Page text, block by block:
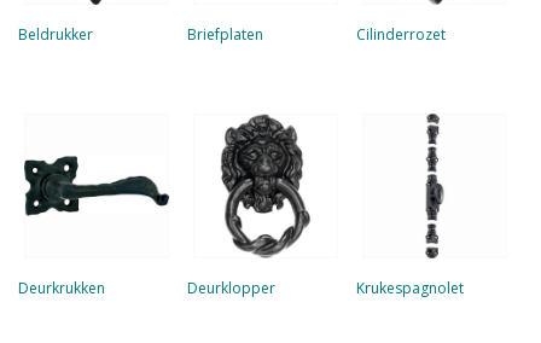
Beldrukker Briefplaten Cilinderrozet
Deurkrukken Deurklopper Krukespagnolet